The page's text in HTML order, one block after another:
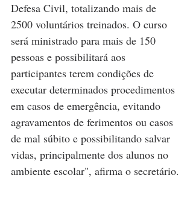
Defesa Civil, totalizando mais de
2500 voluntários treinados. O curso
será ministrado para mais de 150
pessoas e possibilitará aos
participantes terem condições de
executar determinados procedimentos
em casos de emergência, evitando
agravamentos de ferimentos ou casos
de mal súbito e possibilitando salvar
vidas, principalmente dos alunos no
ambiente escolar", afirma o secretário.